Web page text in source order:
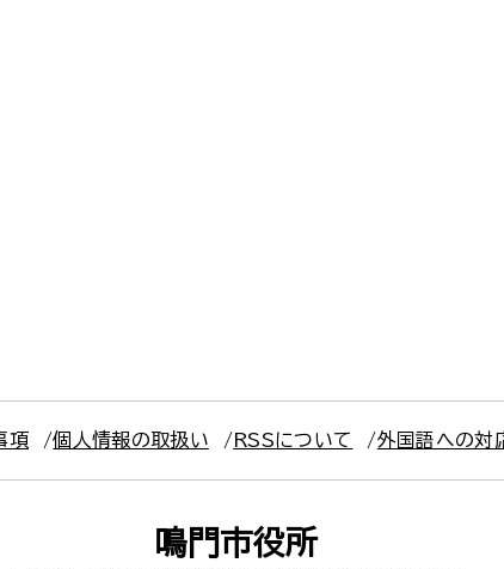
項 個人情報の取扱い RSSについて 外国語への対
鳴門市役所